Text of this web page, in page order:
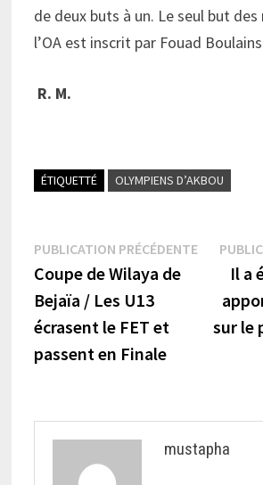
de deux buts à un. Le seul but
l’OA est inscrit par Fouad
R. M.
ÉTIQUETTÉ OLYMPIENS D’AKBOU
Navigation
de
l’article
PUBLICATION PRÉCÉDENTE
Coupe de Wilaya de
Bejaïa / Les U13
écrasent le FET et
passent en Finale
Il a
sur le
mustapha